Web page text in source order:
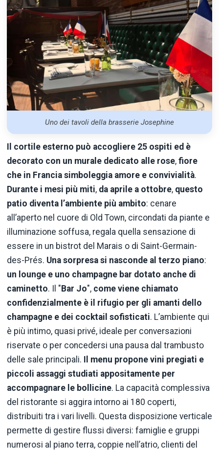
Uno dei tavoli della brasserie Josephine
Il cortile esterno può accogliere 25 ospiti ed è
decorato con un murale dedicato alle rose, fiore
che in Francia simboleggia amore e convivialità.
Durante i mesi più miti, da aprile a ottobre, questo
patio diventa l’ambiente più ambito: cenare
all’aperto nel cuore di Old Town, circondati da piante e
illuminazione soffusa, regala quella sensazione di
essere in un bistrot del Marais o di Saint-Germain-
des-Prés. Una sorpresa si nasconde al terzo piano:
un lounge e uno champagne bar dotato anche di
caminetto. Il "Bar Jo", come viene chiamato
confidenzialmente è il rifugio per gli amanti dello
champagne e dei cocktail sofisticati. L’ambiente qui
è più intimo, quasi privé, ideale per conversazioni
riservate o per concedersi una pausa dal trambusto
delle sale principali. Il menu propone vini pregiati e
piccoli assaggi studiati appositamente per
accompagnare le bollicine. La capacità complessiva
del ristorante si aggira intorno ai 180 coperti,
distribuiti tra i vari livelli. Questa disposizione verticale
permette di gestire flussi diversi: famiglie e gruppi
numerosi al piano terra, coppie nell’atrio, clienti del